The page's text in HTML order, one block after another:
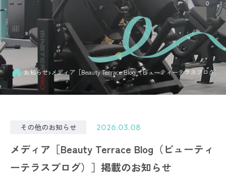
›お知らせ›メディア［Beauty Terrace Blog（ビューティーテラスブログ）
その他のお知らせ 2026.03.08
メディア［Beauty Terrace Blog（ビューティ
ーテラスブログ）］掲載のお知らせ